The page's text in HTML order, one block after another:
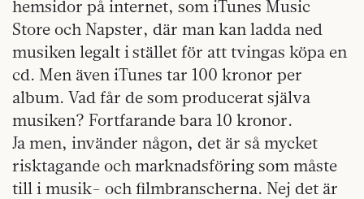
hemsidor på internet, som iTunes Music
Store och Napster, där man kan ladda ned
musiken legalt i stället för att tvingas köpa en
cd. Men även iTunes tar 100 kronor per
album. Vad får de som producerat själva
musiken? Fortfarande bara 10 kronor.
Ja men, invänder någon, det är så mycket
risktagande och marknadsföring som måste
till i musik- och filmbranscherna. Nej det är